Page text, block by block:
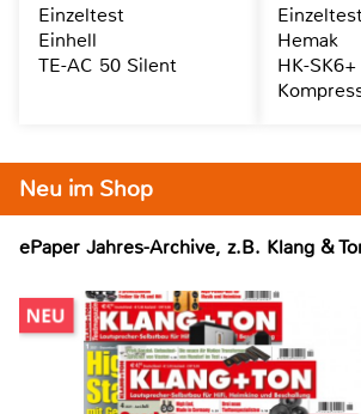
Neu im Shop
ePaper Jahres-Archive, z.B. Klang &
Einzeltest
Einhell
TE-AC 50 Silent
Hemak
HK-